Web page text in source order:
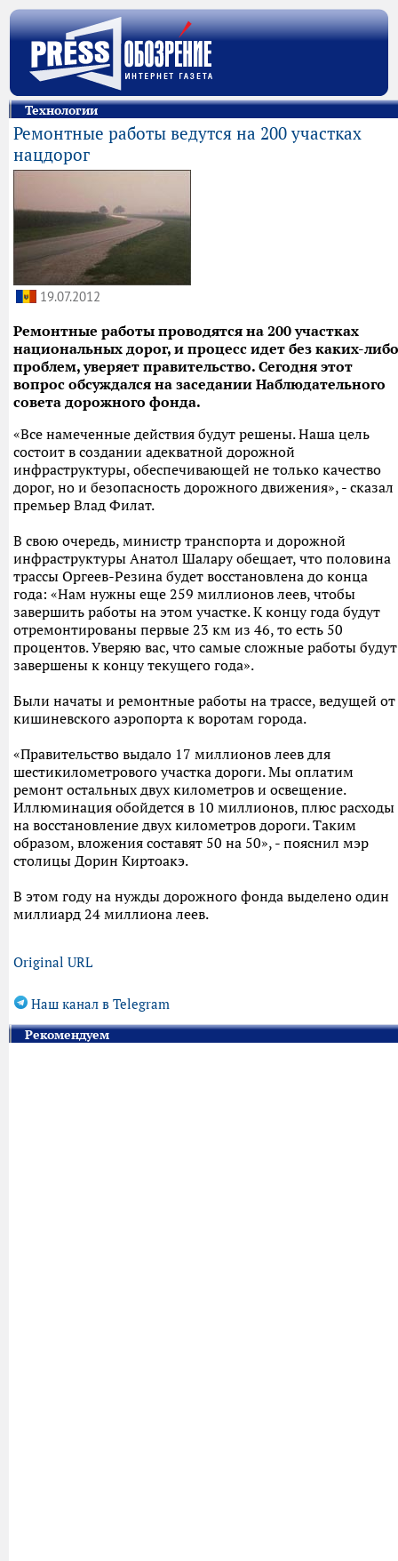
Технологии
Ремонтные работы ведутся на 200 участках
нацдорог
19.07.2012
Ремонтные работы проводятся на 200 участках
национальных дорог, и процесс идет без каких-либо
проблем, уверяет правительство. Сегодня этот
вопрос обсуждался на заседании Наблюдательного
совета дорожного фонда.
«Все намеченные действия будут решены. Наша цель
состоит в создании адекватной дорожной
инфраструктуры, обеспечивающей не только качество
дорог, но и безопасность дорожного движения», - сказал
премьер Влад Филат.
В свою очередь, министр транспорта и дорожной
инфраструктуры Анатол Шалару обещает, что половина
трассы Оргеев-Резина будет восстановлена до конца
года: «Нам нужны еще 259 миллионов леев, чтобы
завершить работы на этом участке. К концу года будут
отремонтированы первые 23 км из 46, то есть 50
процентов. Уверяю вас, что самые сложные работы будут
завершены к концу текущего года».
Были начаты и ремонтные работы на трассе, ведущей от
кишиневского аэропорта к воротам города.
«Правительство выдало 17 миллионов леев для
шестикилометрового участка дороги. Мы оплатим
ремонт остальных двух километров и освещение.
Иллюминация обойдется в 10 миллионов, плюс расходы
на восстановление двух километров дороги. Таким
образом, вложения составят 50 на 50», - пояснил мэр
столицы Дорин Киртоакэ.
В этом году на нужды дорожного фонда выделено один
миллиард 24 миллиона леев.
Original URL
Наш канал в Telegram
Рекомендуем